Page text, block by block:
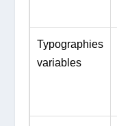
Typographies
variables